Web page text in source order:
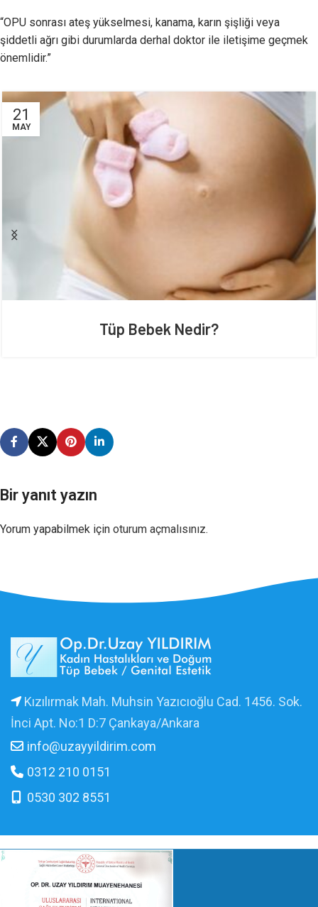
“OPU sonrası ateş yükselmesi, kanama, karın şişliği veya
şiddetli ağrı gibi durumlarda derhal doktor ile iletişime geçmek
önemlidir.”
21
MAY
Tüp Bebek Nedir?
Bir yanıt yazın
Yorum yapabilmek için oturum açmalısınız.
Kızılırmak Mah. Muhsin Yazıcıoğlu Cad. 1456. Sok.
İnci Apt. No:1 D:7 Çankaya/Ankara
info@uzayyildirim.com
0312 210 0151
0530 302 8551